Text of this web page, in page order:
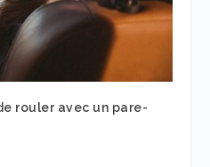
rouler avec un pare-